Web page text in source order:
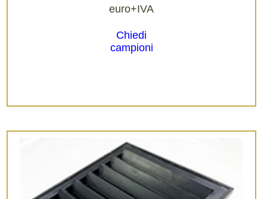
euro+IVA
Chiedi
campioni